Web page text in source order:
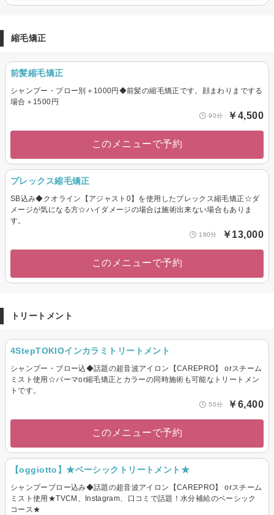
縮毛矯正
前髪縮毛矯正
シャンプー・ブロー別＋1000円◆前髪の縮毛矯正です。顔まわりまでする
場合＋1500円
90分 ￥4,500
このメニューで予約
プレックス縮毛矯正
SB込み◆クオライン【アジャスト0】を使用したプレックス縮毛矯正☆ダ
メージが気になる方☆ハイダメージの場合は施術出来ない場合もありま
す。
180分 ￥13,000
このメニューで予約
トリートメント
4StepTOKIOインカラミトリートメント
シャンプー・ブロー込◆話題の超音波アイロン【CAREPRO】 orスチーム
ミスト使用☆パーマor縮毛矯正とカラーの同時施術も可能なトリートメン
トです。
50分 ￥6,400
このメニューで予約
【oggiotto】★ベーシックトリートメント★
シャンプーブロー込み◆話題の超音波アイロン【CAREPRO】 orスチーム
ミスト使用★TVCM、Instagram、口コミで話題！水分補給のベーシック
コース★